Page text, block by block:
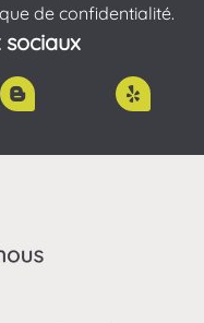
de confidentialité.
sociaux